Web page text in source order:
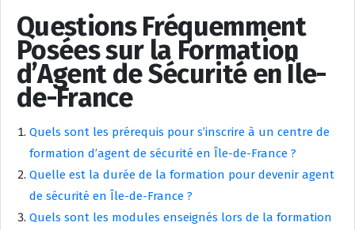
Questions Fréquemment
Posées sur la Formation
d’Agent de Sécurité en Île-
de-France
Quels sont les prérequis pour s’inscrire à un centre de
formation d’agent de sécurité en Île-de-France ?
Quelle est la durée de la formation pour devenir agent
de sécurité en Île-de-France ?
Quels sont les modules enseignés lors de la formation